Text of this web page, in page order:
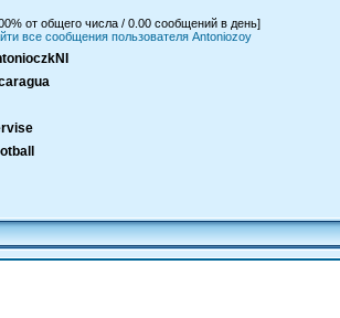
от общего числа / 0.00 сообщений в день]
все сообщения пользователя Antoniozoy